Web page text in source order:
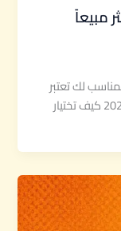
مبيعاً
كيف تختيار المناسب لك تعتبر
عملية البحث عن أفضل نكهات الفيب لعام 2026 كيف تختيار